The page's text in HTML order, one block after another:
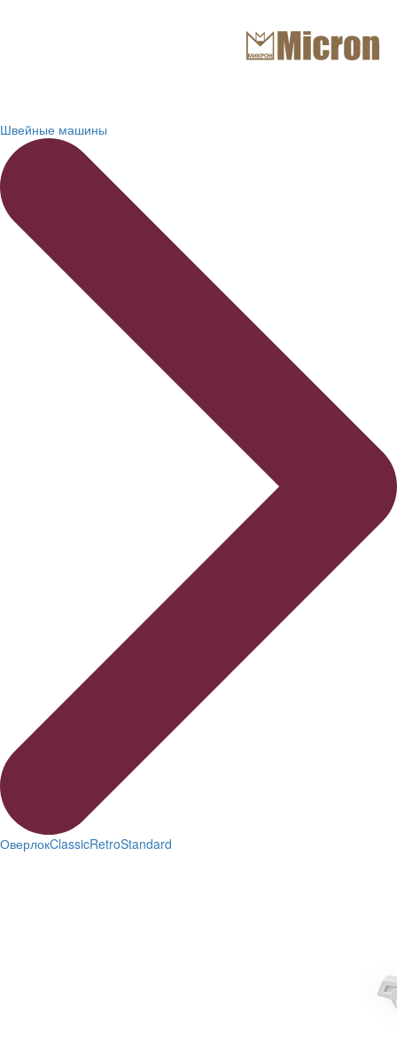
Швейные машины
ОверлокClassicRetroStandard